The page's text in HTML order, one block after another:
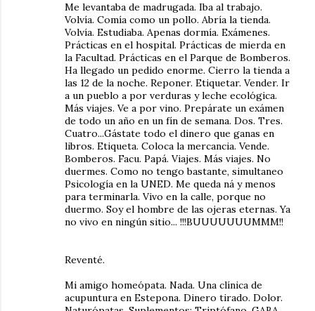
Me levantaba de madrugada. Iba al trabajo.
Volvía. Comía como un pollo. Abría la tienda.
Volvía. Estudiaba. Apenas dormía. Exámenes.
Prácticas en el hospital. Prácticas de mierda en
la Facultad. Prácticas en el Parque de Bomberos.
Ha llegado un pedido enorme. Cierro la tienda a
las 12 de la noche. Reponer. Etiquetar. Vender. Ir
a un pueblo a por verduras y leche ecológica.
Más viajes. Ve a por vino. Prepárate un exámen
de todo un año en un fín de semana. Dos. Tres.
Cuatro...Gástate todo el dinero que ganas en
libros. Etiqueta. Coloca la mercancia. Vende.
Bomberos. Facu. Papá. Viajes. Más viajes. No
duermes. Como no tengo bastante, simultaneo
Psicología en la UNED. Me queda ná y menos
para terminarla. Vivo en la calle, porque no
duermo. Soy el hombre de las ojeras eternas. Ya
no vivo en ningún sitio... !!!BUUUUUUUMMM!!
Reventé.
Mi amigo homeópata. Nada. Una clínica de
acupuntura en Estepona. Dinero tirado. Dolor.